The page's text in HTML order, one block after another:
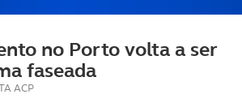
no Porto volta a ser
faseada
ACP